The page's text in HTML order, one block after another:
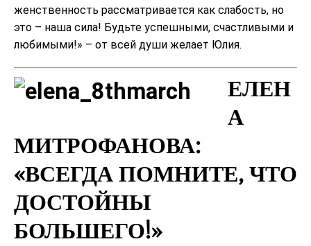
женственность рассматривается как слабость, но
это – наша сила! Будьте успешными, счастливыми и
любимыми!» – от всей души желает Юлия.
ЕЛЕН
А
МИТРОФАНОВА:
«ВСЕГДА ПОМНИТЕ, ЧТО
ДОСТОЙНЫ
БОЛЬШЕГО!»